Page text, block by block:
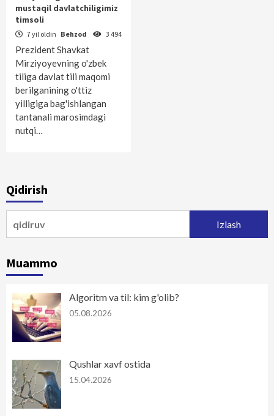
mustaqil davlatchiligimiz
timsoli
7 yil oldin Behzod 3 494
Prezident Shavkat
Mirziyoyevning o'zbek
tiliga davlat tili maqomi
berilganining o'ttiz
yilligiga bag'ishlangan
tantanali marosimdagi
nutqi…
Qidirish
Muammo
Algoritm va til: kim g'olib?
05.08.2026
Qushlar xavf ostida
15.04.2026